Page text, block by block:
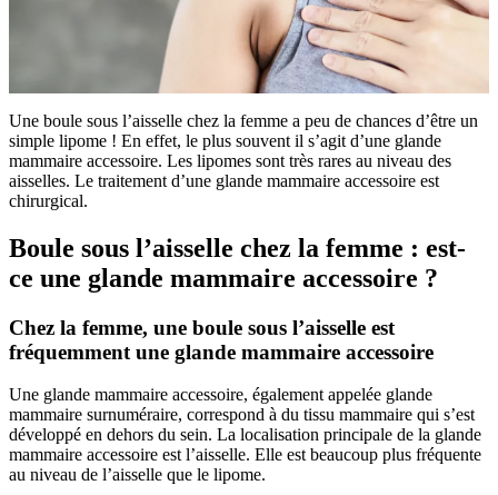
Une boule sous l’aisselle chez la femme a peu de chances d’être un
simple lipome ! En effet, le plus souvent il s’agit d’une glande
mammaire accessoire. Les lipomes sont très rares au niveau des
aisselles. Le traitement d’une glande mammaire accessoire est
chirurgical.
Boule sous l’aisselle chez la femme : est-
ce une glande mammaire accessoire ?
Chez la femme, une boule sous l’aisselle est
fréquemment une glande mammaire accessoire
Une glande mammaire accessoire, également appelée glande
mammaire surnuméraire, correspond à du tissu mammaire qui s’est
développé en dehors du sein. La localisation principale de la glande
mammaire accessoire est l’aisselle. Elle est beaucoup plus fréquente
au niveau de l’aisselle que le lipome.